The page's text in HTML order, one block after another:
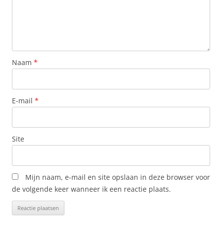
Naam *
E-mail *
Site
Mijn naam, e-mail en site opslaan in deze browser voor
de volgende keer wanneer ik een reactie plaats.